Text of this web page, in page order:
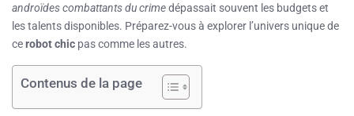
androïdes combattants du crimedépassait souvent les budgets et
les talents disponibles. Préparez-vous à explorer l’univers unique de
cerobot chic pas comme les autres.
Contenus de la page